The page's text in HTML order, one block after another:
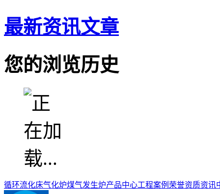
最新资讯文章
您的浏览历史
循环流化床气化炉煤气发生炉产品中心工程案例 荣誉资质资讯